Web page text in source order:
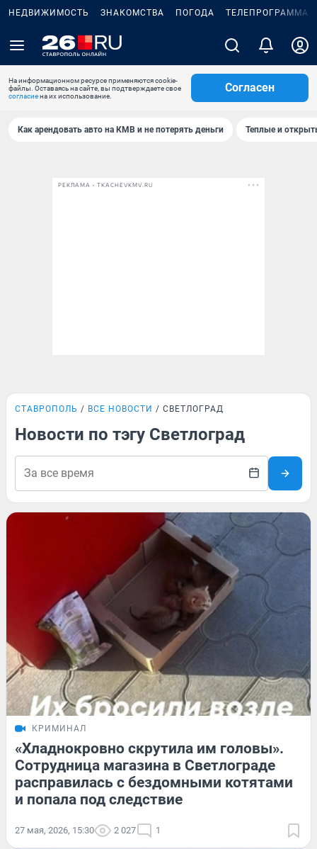
НЕДВИЖИМОСТЬ ЗНАКОМСТВА ПОГОДА ТЕЛЕПРОГРАММА
На информационном ресурсе применяются cookie-
файлы. Оставаясь на сайте, вы подтверждаете свое
согласиена их использование.
Согласен
Как арендовать авто на КМВ и не потерять деньги Теплые и
РЕКЛАМА • TKACHEVKMV.RU
СТАВРОПОЛЬ ВСЕ НОВОСТИ СВЕТЛОГРАД
Новости по тэгу Светлоград
КРИМИНАЛ
«Хладнокровно скрутила им головы».
Сотрудница магазина в Светлограде
расправилась с бездомными котятами
и попала под следствие
27 мая, 2026, 15:30 2 027 1